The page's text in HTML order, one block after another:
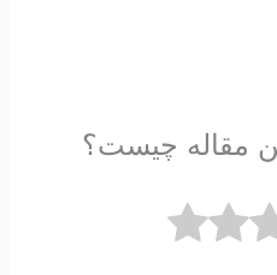
مقاله چیست؟